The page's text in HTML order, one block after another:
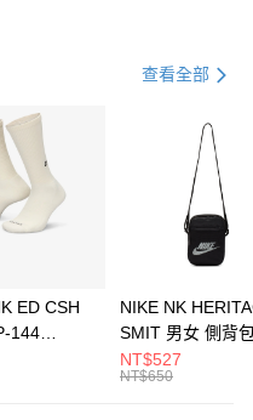
21家銀行
第一商業銀行
彰化商業銀行
查看全部
ED CSH
144
女 短統襪
NIKE NK
SMIT 男女 側背
BA5871010
NT$527
NT$650